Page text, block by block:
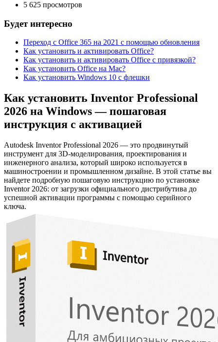
5 625 просмотров
Будет интересно
Переход с Office 365 на 2021 с помощью обновления
Как установить и активировать Office?
Как установить и активировать Office c привязкой?
Как установить Office на Mac?
Как установить Windows 10 с флешки
Как установить Inventor Professional
2026 на Windows — пошаговая
инструкция с активацией
Autodesk Inventor Professional 2026 — это продвинутый
инструмент для 3D-моделирования, проектирования и
инженерного анализа, который широко используется в
машиностроении и промышленном дизайне. В этой статье вы
найдете подробную пошаговую инструкцию по установке
Inventor 2026: от загрузки официального дистрибутива до
успешной активации программы с помощью серийного
ключа.